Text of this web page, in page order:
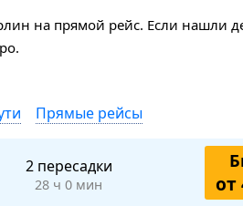
на прямой рейс. Если нашли
Прямые рейсы
2 пересадки
28 ч 0 мин от